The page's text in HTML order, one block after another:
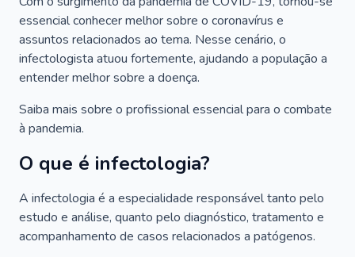
essencial conhecer melhor sobre o coronavírus e
assuntos relacionados ao tema. Nesse cenário, o
infectologista atuou fortemente, ajudando a população a
entender melhor sobre a doença.
Saiba mais sobre o profissional essencial para o combate
à pandemia.
O que é infectologia?
A infectologia é a especialidade responsável tanto pelo
estudo e análise, quanto pelo diagnóstico, tratamento e
acompanhamento de casos relacionados a patógenos.